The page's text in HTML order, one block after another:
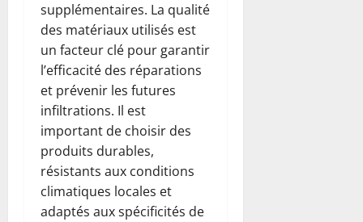
supplémentaires. La qualité
des matériaux utilisés est
un facteur clé pour garantir
l’efficacité des réparations
et prévenir les futures
infiltrations. Il est
important de choisir des
produits durables,
résistants aux conditions
climatiques locales et
adaptés aux spécificités de